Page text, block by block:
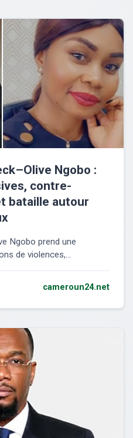
Ngobo :
contre-
bataille autour
Ngobo prend une
de violences,...
cameroun24.net